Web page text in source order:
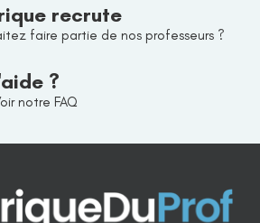
recrute
faire partie de nos professeurs ?
?
notre FAQ